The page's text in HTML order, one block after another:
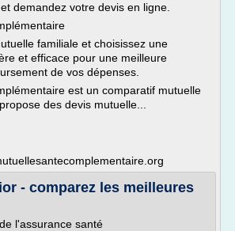
demandez votre devis en ligne.
familiale et choisissez une
et efficace pour une meilleure
de vos dépenses.
est un comparatif mutuelle
des devis mutuelle...
- comparez les meilleures
l'assurance santé